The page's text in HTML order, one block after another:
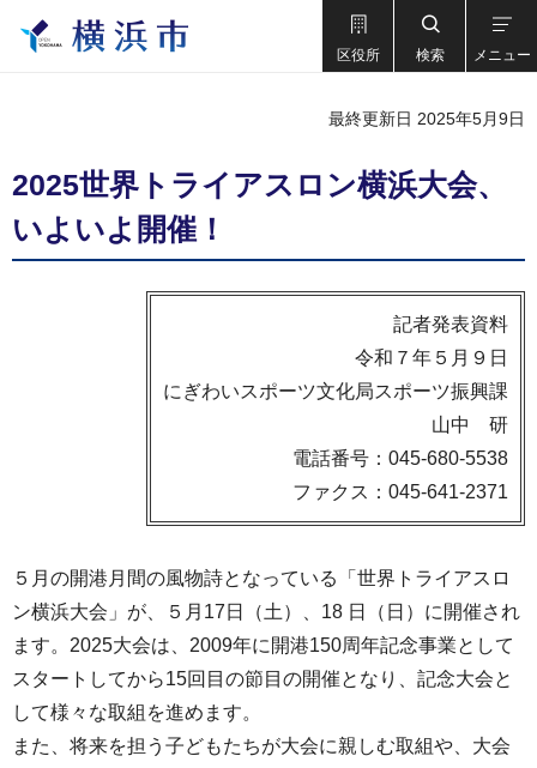
区役所 検索 メニュー
最終更新日 2025年5月9日
2025世界トライアスロン横浜大会、
いよいよ開催！
記者発表資料
令和７年５月９日
にぎわいスポーツ文化局スポーツ振興課
山中 研
電話番号：045-680-5538
ファクス：045-641-2371
５月の開港月間の風物詩となっている「世界トライアスロ
ン横浜大会」が、５月17日（土）、18 日（日）に開催され
ます。2025大会は、2009年に開港150周年記念事業として
スタートしてから15回目の節目の開催となり、記念大会と
して様々な取組を進めます。
また、将来を担う子どもたちが大会に親しむ取組や、大会